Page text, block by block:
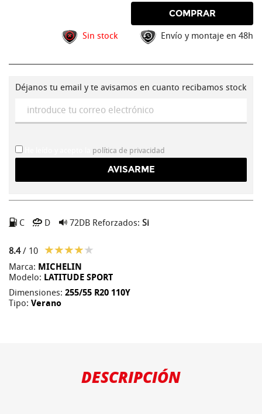
COMPRAR
Sin stock Envío y montaje en 48h
Déjanos tu email y te avisamos en cuanto recibamos stock
política de privacidad
C D 72DB Reforzados: Si
8.4/ 10
Marca: MICHELIN
Modelo: LATITUDE SPORT
Dimensiones: 255/55 R20 110Y
Tipo: Verano
DESCRIPCIÓN